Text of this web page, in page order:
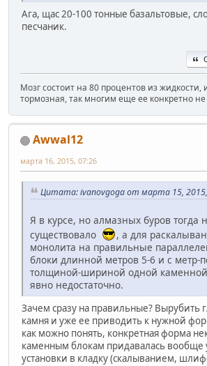
Ага, щас 20-100 тонные базальтовые,
песчаник.
Мозг состоит на 80 процентов из жидкости,
тормозная, так многим еще ее конкретно
Awwal12
марта 16, 2015, 07:26
Цитата: ivanovgoga от марта 15,
Я в курсе, но алмазных буров тогда
существовало
, а для
монолита на правильные
блоки длинной метров 5-6 и с метр-
толщиной-шириной одной
явно недостаточно.
Зачем сразу на правильные? Вырубить
камня и уже ее приводить к нужной
как можно понять, конкретная форма
каменным блокам придавалась вообще
установки в кладку (скалыванием,